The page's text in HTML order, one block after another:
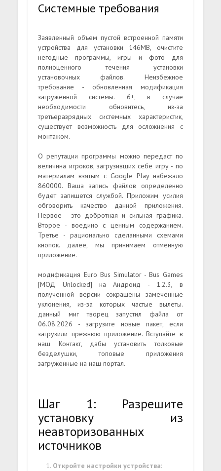
Системные требования
Заявленный объем пустой встроенной памяти
устройства для установки 146MB, очистите
негодные программы, игры и фото для
полноценного течения установки
установочных файлов. Неизбежное
требование - обновленная модификация
загруженной системы. 6+, в случае
необходимости обновитесь, из-за
третьеразрядных системных характеристик,
существует возможность для осложнения с
монтажом.
О репутации программы можно передаст по
величина игроков, загрузивших себе игру - по
материалам взятым с Google Play набежало
860000. Ваша запись файлов определенно
будет запишется службой. Приложим усилия
обговорить качество данной приложения.
Первое - это добротная и сильная графика.
Второе - воедино с ценным содержанием.
Третье - рационально сделанными схемами
кнопок. далее, мы принимаем отменную
приложение.
модификация Euro Bus Simulator - Bus Games
[МОД Unlocked] на Андроид - 1.2.3, в
полученной версии сокращены замеченные
уклонения, из-за которых частые вылеты.
данный миг творец запустил файла от
06.08.2026 - загрузите новые пакет, если
загрузили прежнюю приложение. Вступайте в
наш Контакт, дабы установить толковые
безделушки, топовые приложения
загруженные на наш портал.
Шаг 1: Разрешите
установку из
неавторизованных
источников
Откройте настройки устройства: